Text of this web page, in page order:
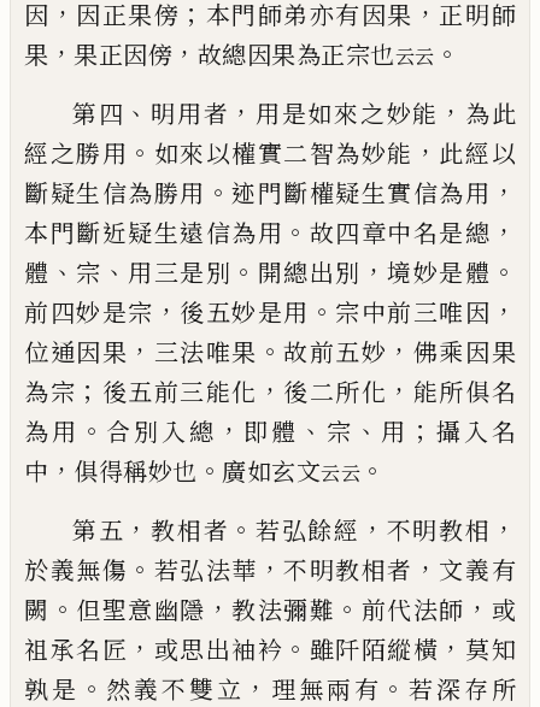
因 ， 因正果傍 ； 本門師弟亦有因果 ， 正明師
果 ， 果正因傍 ， 故總因果為正宗也云云 。
第四 、 明用者 ， 用是如來之妙能 ， 為此
經之勝用 。 如來以權實二智為妙能 ， 此經以
斷疑生信為勝用 。迹門斷權疑生實信為用 ，
本門斷近疑生遠信為用 。 故四章中名是總 ，
體 、 宗 、 用三是別 。 開總出別 ，境妙是體 。
前四妙是宗 ， 後五妙是用 。 宗中前三唯因 ，
位通因果 ， 三法唯果 。故前五妙 ， 佛乘因果
為宗 ； 後五前三能化 ， 後二所化 ， 能所俱名
為用 。 合別入總 ， 即體 、 宗 、 用 ； 攝入名
中 ， 俱得稱妙也 。 廣如玄文云云 。
第五 ，教相者 。若弘餘經 ， 不明教相 ，
於義無傷 。 若弘法華 ，不明教相者 ， 文義有
闕 。 但聖意幽隱 ，教法彌難 。 前代法師 ， 或
祖承名匠 ， 或思出袖衿 。 雖阡陌縱橫 ， 莫知
孰是 。 然義不雙立 ， 理無兩有 。若深存所